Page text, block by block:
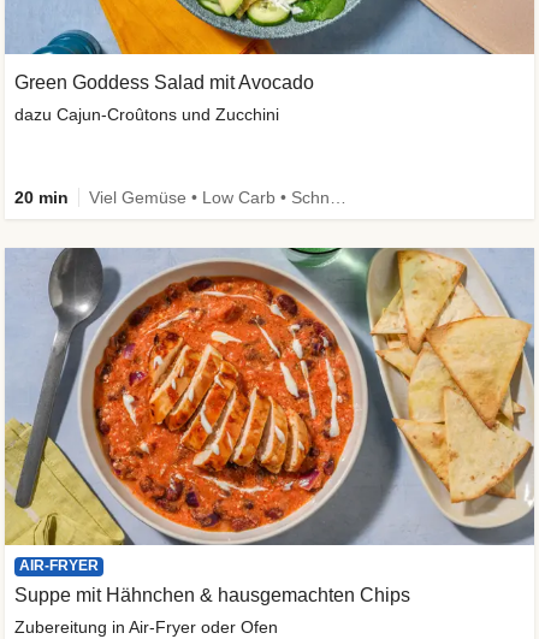
Green Goddess Salad mit Avocado
dazu Cajun-Croûtons und Zucchini
20 min
AIR-FRYER
Suppe mit Hähnchen & hausgemachten Chips
Zubereitung in Air-Fryer oder Ofen